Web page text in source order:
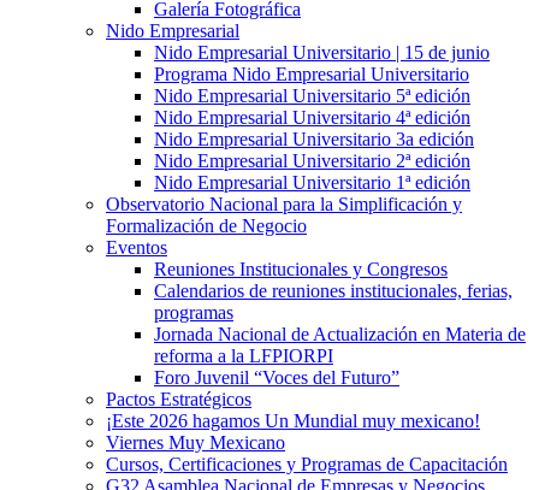
Galería Fotográfica
Nido Empresarial
Nido Empresarial Universitario | 15 de junio
Programa Nido Empresarial Universitario
Nido Empresarial Universitario 5ª edición
Nido Empresarial Universitario 4ª edición
Nido Empresarial Universitario 3a edición
Nido Empresarial Universitario 2ª edición
Nido Empresarial Universitario 1ª edición
Observatorio Nacional para la Simplificación y
Formalización de Negocio
Eventos
Reuniones Institucionales y Congresos
Calendarios de reuniones institucionales, ferias,
programas
Jornada Nacional de Actualización en Materia de
reforma a la LFPIORPI
Foro Juvenil “Voces del Futuro”
Pactos Estratégicos
¡Este 2026 hagamos Un Mundial muy mexicano!
Viernes Muy Mexicano
Cursos, Certificaciones y Programas de Capacitación
G32 Asamblea Nacional de Empresas y Negocios